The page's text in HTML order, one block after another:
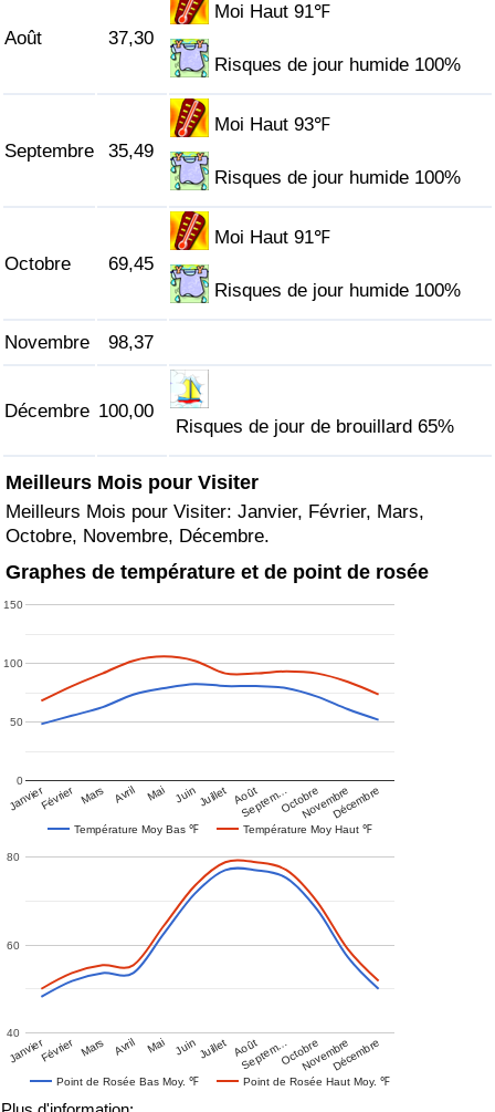
Août 37,30
Moi Haut 91℉
Risques de jour humide 100%
Septembre 35,49
Moi Haut 93℉
Risques de jour humide 100%
Octobre 69,45
Moi Haut 91℉
Risques de jour humide 100%
Novembre 98,37
Décembre 100,00
Risques de jour de brouillard 65%
Meilleurs Mois pour Visiter
Meilleurs Mois pour Visiter: Janvier, Février, Mars,
Octobre, Novembre, Décembre.
Graphes de température et de point de rosée
Température Moy Bas ℉ Température Moy Haut ℉
JanvierFévrier Mars Avril Mai Juin Juillet Août
Septem…OctobreNovembreDécembre
0
50
100
150
Point de Rosée Bas Moy. ℉ Point de Rosée Haut Moy. ℉
JanvierFévrier Mars Avril Mai Juin Juillet Août
Septem…OctobreNovembreDécembre
40
60
80